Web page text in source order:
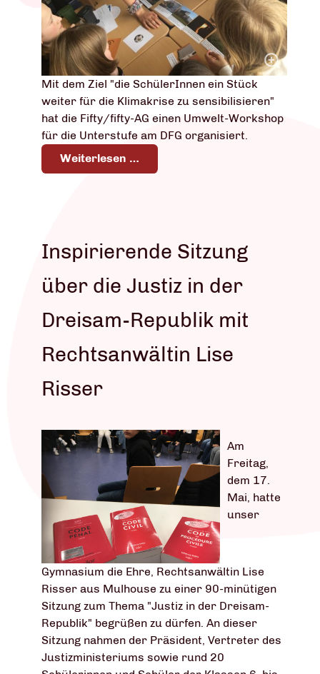
Mit dem Ziel "die SchülerInnen ein Stück
weiter für die Klimakrise zu sensibilisieren"
hat die Fifty/fifty-AG einen Umwelt-Workshop
für die Unterstufe am DFG organisiert.
Weiterlesen …
Inspirierende Sitzung
über die Justiz in der
Dreisam-Republik mit
Rechtsanwältin Lise
Risser
Am
Freitag,
dem 17.
Mai, hatte
unser
Gymnasium die Ehre, Rechtsanwältin Lise
Risser aus Mulhouse zu einer 90-minütigen
Sitzung zum Thema "Justiz in der Dreisam-
Republik" begrüßen zu dürfen. An dieser
Sitzung nahmen der Präsident, Vertreter des
Justizministeriums sowie rund 20